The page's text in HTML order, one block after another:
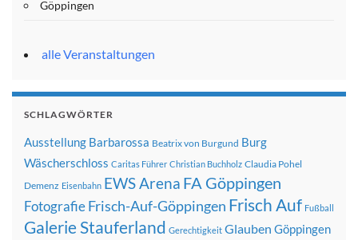
Göppingen
alle Veranstaltungen
SCHLAGWÖRTER
Ausstellung Barbarossa Beatrix von Burgund Burg
Wäscherschloss Caritas Führer Christian Buchholz Claudia Pohel
Demenz Eisenbahn EWS Arena FA Göppingen
FotografieFrisch-Auf-Göppingen Frisch Auf Fußball
Galerie Stauferland Gerechtigkeit Glauben Göppingen